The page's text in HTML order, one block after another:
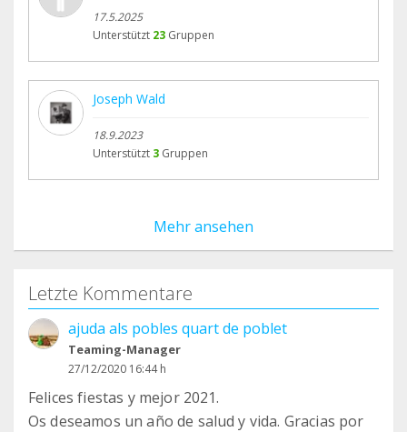
17.5.2025
Unterstützt 23 Gruppen
Joseph Wald
18.9.2023
Unterstützt 3 Gruppen
Mehr ansehen
Letzte Kommentare
ajuda als pobles quart de poblet
Teaming-Manager
27/12/2020 16:44 h
Felices fiestas y mejor 2021.
Os deseamos un año de salud y vida. Gracias por